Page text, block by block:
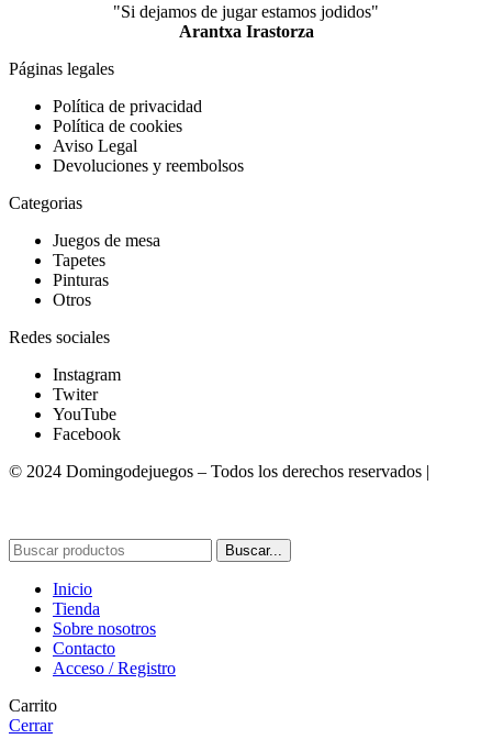
"Si dejamos de jugar estamos jodidos"
Arantxa Irastorza
Páginas legales
Política de privacidad
Política de cookies
Aviso Legal
Devoluciones y reembolsos
Categorias
Juegos de mesa
Tapetes
Pinturas
Otros
Redes sociales
Instagram
Twiter
YouTube
Facebook
© 2024 Domingodejuegos – Todos los derechos reservados |
Buscar...
Inicio
Tienda
Sobre nosotros
Contacto
Acceso / Registro
Carrito
Cerrar